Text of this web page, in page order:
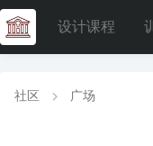
设计课程
社区 广场